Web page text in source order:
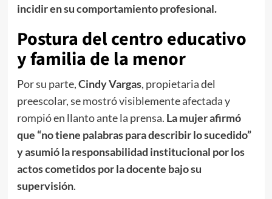
incidir en su comportamiento profesional.
Postura del centro educativo
y familia de la menor
Por su parte,Cindy Vargas, propietaria del
preescolar, se mostró visiblemente afectada y
rompió en llanto ante la prensa. La mujer afirmó
que “no tiene palabras para describir lo sucedido”
y asumió la responsabilidad institucional por los
actos cometidos por la docente bajo su
supervisión.